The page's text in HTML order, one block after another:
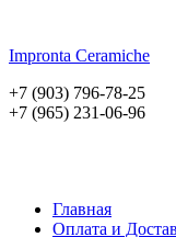
Impronta Ceramiche
+7 (903) 796-78-25
+7 (965) 231-06-96
Главная
Оплата и